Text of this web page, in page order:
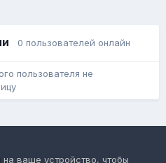
0 пользователей онлайн
пользователя не
транспорта
на ваше устройство, чтобы